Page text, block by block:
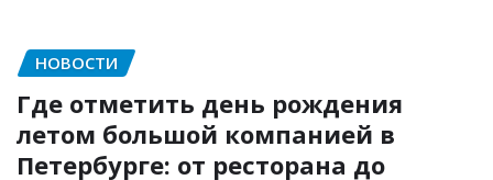
НОВОСТИ
Где отметить день рождения
летом большой компанией в
Петербурге: от ресторана до